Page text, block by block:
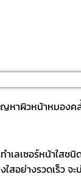
ญหาผิวหน้าหมองค
ลเซอร์หน้าใสชนิ
สอย่างรวดเร็ว จะ